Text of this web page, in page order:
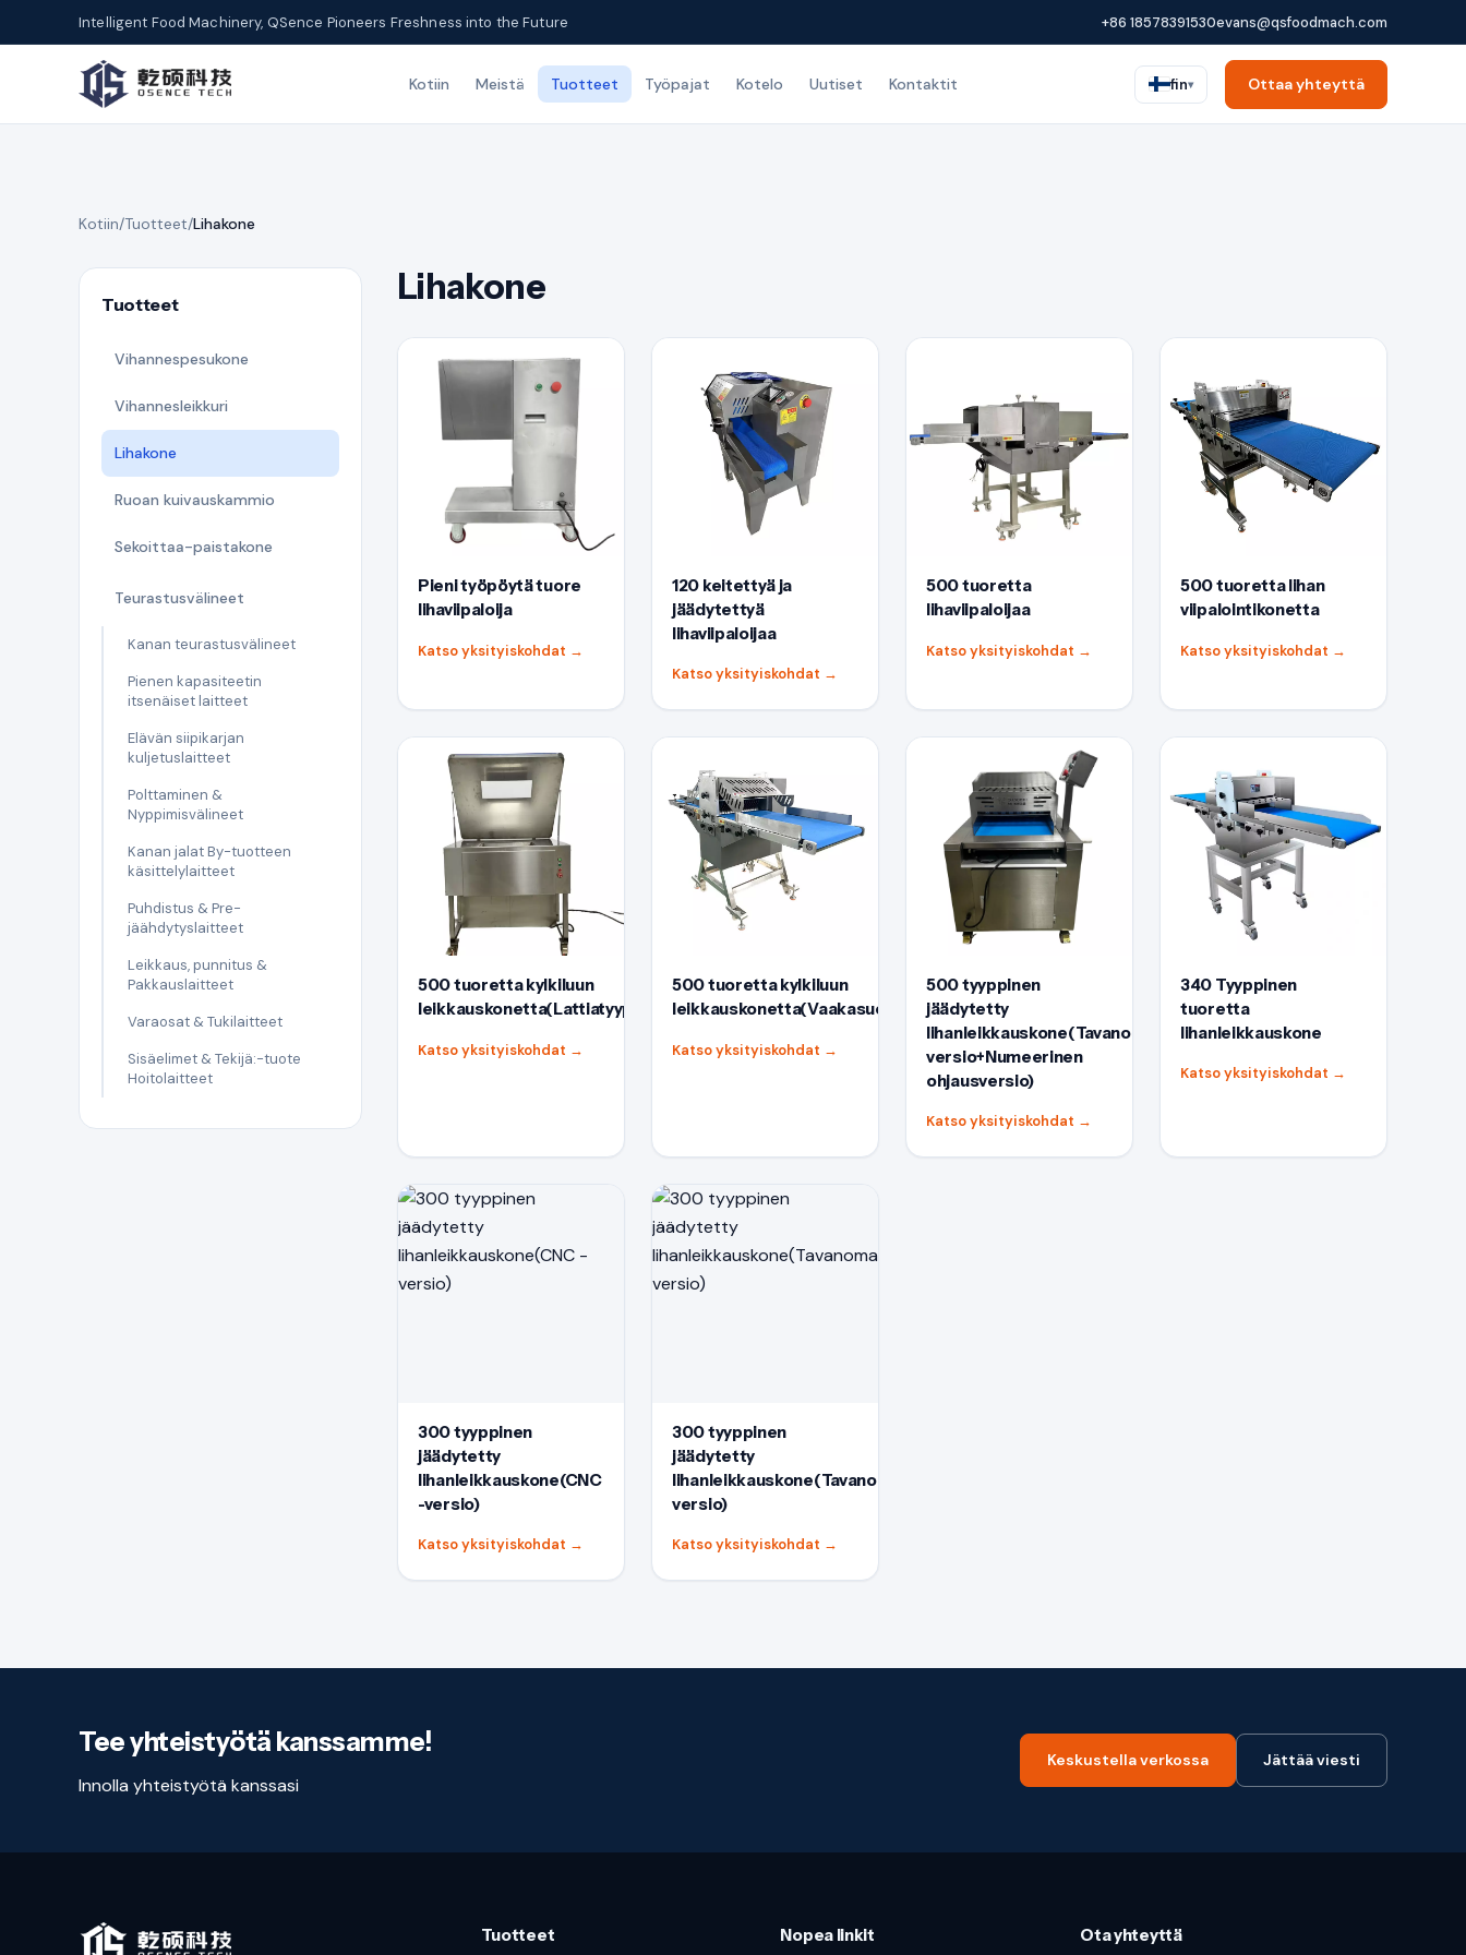
Intelligent Food Machinery, QSence Pioneers Freshness into the Future +86 18578391530evans@qsfoodmach.com
Kotiin Meistä Tuotteet Työpajat Kotelo Uutiset Kontaktit fin▾ Ottaa yhteyttä
Kotiin/Tuotteet/Lihakone
Tuotteet
Vihannespesukone
Vihannesleikkuri
Lihakone
Ruoan kuivauskammio
Sekoittaa-paistakone
Teurastusvälineet
Kanan teurastusvälineet
Pienen kapasiteetin
itsenäiset laitteet
Elävän siipikarjan
kuljetuslaitteet
Polttaminen &
Nyppimisvälineet
Kanan jalat By-tuotteen
käsittelylaitteet
Puhdistus & Pre-
jäähdytyslaitteet
Leikkaus, punnitus &
Pakkauslaitteet
Varaosat & Tukilaitteet
Sisäelimet & Tekijä:-tuote
Hoitolaitteet
Lihakone
Pieni työpöytä tuore
lihaviipaloija
Katso yksityiskohdat →
120 keitettyä ja
jäädytettyä
lihaviipaloijaa
Katso yksityiskohdat →
500 tuoretta
lihaviipaloijaa
Katso yksityiskohdat →
500 tuoretta lihan
viipalointikonetta
Katso yksityiskohdat →
500 tuoretta kylkiluun
leikkauskonetta(Lattiatyyppi)
Katso yksityiskohdat →
500 tuoretta kylkiluun
leikkauskonetta(Vaakasuora)
Katso yksityiskohdat →
500 tyyppinen
jäädytetty
lihanleikkauskone(Tavanomainen
versio+Numeerinen
ohjausversio)
Katso yksityiskohdat →
340 Tyyppinen
tuoretta
lihanleikkauskone
Katso yksityiskohdat →
300 tyyppinen
jäädytetty
lihanleikkauskone(CNC
-versio)
Katso yksityiskohdat →
300 tyyppinen
jäädytetty
lihanleikkauskone(Tavanomainen
versio)
Katso yksityiskohdat →
Tee yhteistyötä kanssamme!
Innolla yhteistyötä kanssasi
Keskustella verkossa Jättää viesti
Tuotteet Nopea linkit Ota yhteyttä